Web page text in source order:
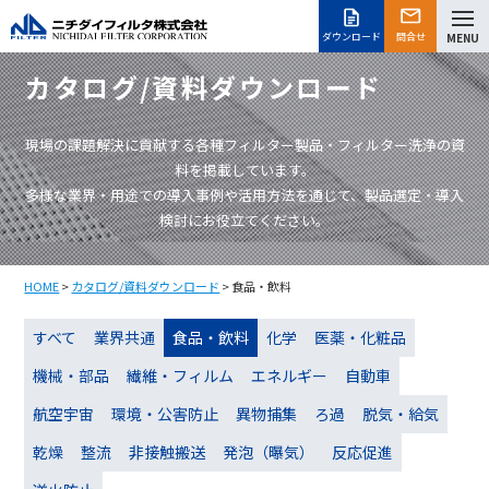
ダウンロード 問合せ MENU
カタログ/資料ダウンロード
現場の課題解決に貢献する各種フィルター製品・フィルター洗浄の資
料を掲載しています。
多様な業界・用途での導入事例や活用方法を通じて、製品選定・導入
検討にお役立てください。
HOME>カタログ/資料ダウンロード > 食品・飲料
すべて 業界共通 食品・飲料 化学
医薬・化粧品
機械・部品
繊維・フィルム エネルギー
自動車
航空宇宙
環境・公害防止 異物捕集 ろ過
脱気・給気
乾燥
整流 非接触搬送 発泡（曝気）
反応促進